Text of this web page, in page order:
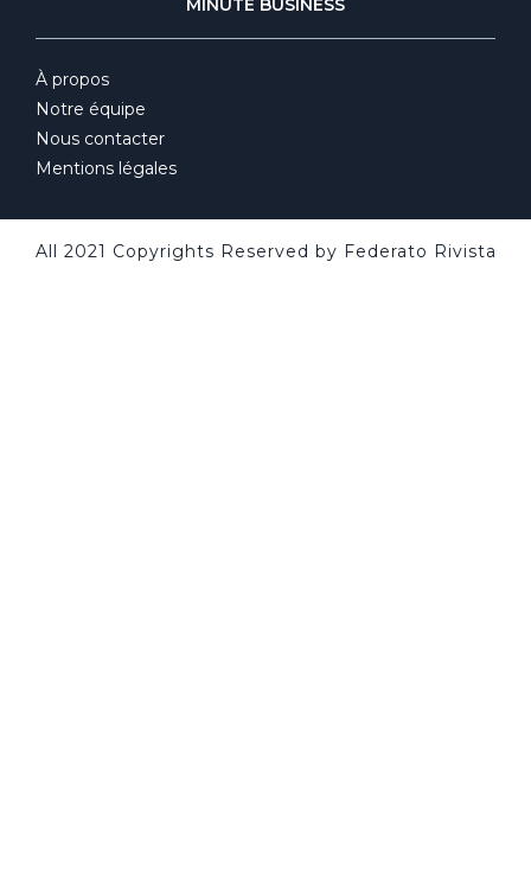
MINUTE BUSINESS
À propos
Notre équipe
Nous contacter
Mentions légales
All 2021 Copyrights Reserved by Federato Rivista